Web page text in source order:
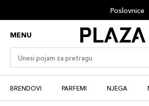
Poslovnice
MENU
BRENDOVI PARFEMI NJEGA